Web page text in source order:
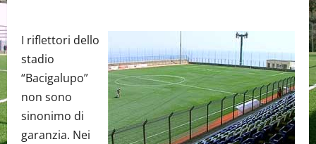
I riflettori dello
stadio
“Bacigalupo”
non sono
sinonimo di
garanzia. Nei